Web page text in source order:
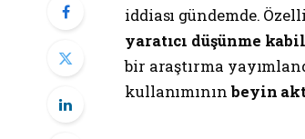
iddiası gündemde.
yaratıcı düşünme
bir araştırma
kullanımının beyin